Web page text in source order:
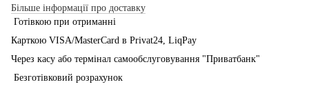
Більше інформації про доставку
Готівкою при отриманні
Карткою VISA/MasterCard в Рrivat24, LiqPay
Через касу або термінал самообслуговування "Приватбанк"
Безготівковий розрахунок